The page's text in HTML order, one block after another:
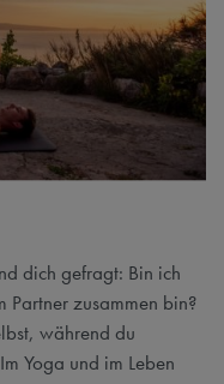
dich gefragt: Bin ich
zusammen bin?
während du
Yoga und im Leben